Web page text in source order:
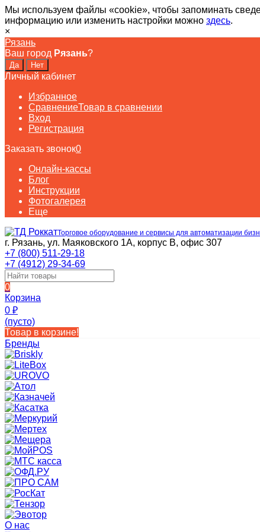
Мы используем файлы «cookie», чтобы запоминать
информацию или изменить настройки можно здесь.
×
Рязань
Ваш город Рязань?
Личный кабинет
Избранное
СравнениеТовар в сравнении
Вход
Регистрация
Заказать звонок0
Онлайн-кассы
Блог
Инструкции
Фотогалерея
Еще
Торговое оборудование и сервисы для автоматизации
г. Рязань, ул. Маяковского 1А, корпус B, офис 307
+7 (800) 511-29-18
+7 (4912) 29-34-69
0
Корзина
0 ₽
(пусто)
Товар в корзине!
Бренды
О нас